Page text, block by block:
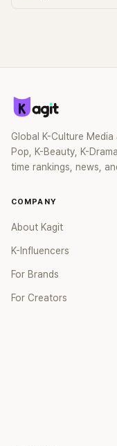
Global K-Culture
Pop, K-Beauty, K-
time rankings, news,
COMPANY
About Kagit
K-Influencers
For Brands
For Creators